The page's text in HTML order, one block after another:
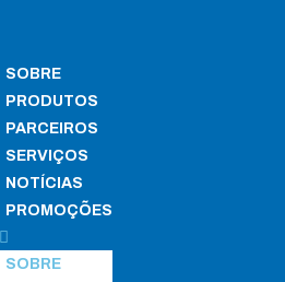
SOBRE
PRODUTOS
PARCEIROS
SERVIÇOS
NOTÍCIAS
PROMOÇÕES
SOBRE